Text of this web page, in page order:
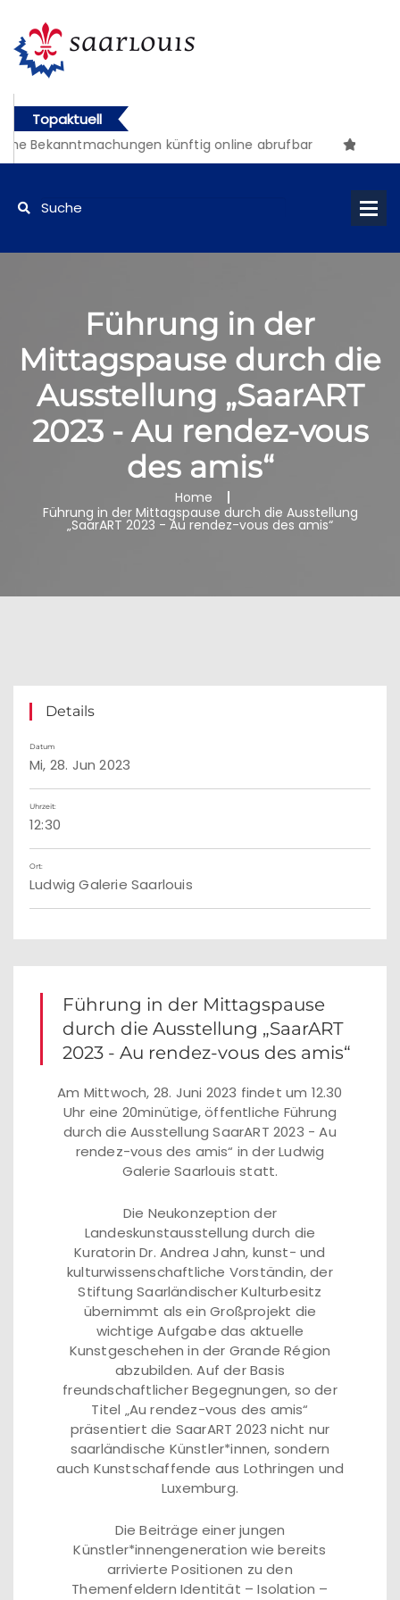
Topaktuell
Bekanntmachungen künftig online abrufbar
Führung in der
Mittagspause durch die
Ausstellung „SaarART
2023 - Au rendez-vous
des amis“
Home
Führung in der Mittagspause durch die Ausstellung
„SaarART 2023 - Au rendez-vous des amis“
Details
Datum
Mi, 28. Jun 2023
Uhrzeit:
12:30
Ort:
Ludwig Galerie Saarlouis
Führung in der Mittagspause
durch die Ausstellung „SaarART
2023 - Au rendez-vous des amis“
Am Mittwoch, 28. Juni 2023 findet um 12.30
Uhr eine 20minütige, öffentliche Führung
durch die Ausstellung SaarART 2023 - Au
rendez-vous des amis“ in der Ludwig
Galerie Saarlouis statt.
Die Neukonzeption der
Landeskunstausstellung durch die
Kuratorin Dr. Andrea Jahn, kunst- und
kulturwissenschaftliche Vorständin, der
Stiftung Saarländischer Kulturbesitz
übernimmt als ein Großprojekt die
wichtige Aufgabe das aktuelle
Kunstgeschehen in der Grande Région
abzubilden. Auf der Basis
freundschaftlicher Begegnungen, so der
Titel „Au rendez-vous des amis“
präsentiert die SaarART 2023 nicht nur
saarländische Künstler*innen, sondern
auch Kunstschaffende aus Lothringen und
Luxemburg.
Die Beiträge einer jungen
Künstler*innengeneration wie bereits
arrivierte Positionen zu den
Themenfeldern Identität – Isolation –